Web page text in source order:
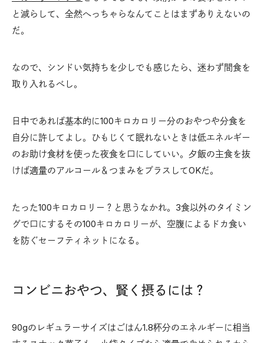
と減らして、全然へっちゃらなんてことはまずありえないの
だ。
なので、シンドい気持ちを少しでも感じたら、迷わず間食を
取り入れるべし。
日中であれば基本的に100キロカロリー分のおやつや分食を
自分に許してよし。ひもじくて眠れないときは低エネルギー
のお助け食材を使った夜食を口にしていい。夕飯の主食を抜
けば適量のアルコール＆つまみをプラスしてOKだ。
たった100キロカロリー？と思うなかれ。3食以外のタイミン
グで口にするその100キロカロリーが、空腹によるドカ食い
を防ぐセーフティネットになる。
コンビニおやつ、賢く摂るには？
90gのレギュラーサイズはごはん1.8杯分のエネルギーに相当